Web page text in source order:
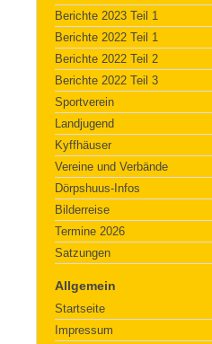
Berichte 2023 Teil 1
Berichte 2022 Teil 1
Berichte 2022 Teil 2
Berichte 2022 Teil 3
Sportverein
Landjugend
Kyffhäuser
Vereine und Verbände
Dörpshuus-Infos
Bilderreise
Termine 2026
Satzungen
Allgemein
Startseite
Impressum